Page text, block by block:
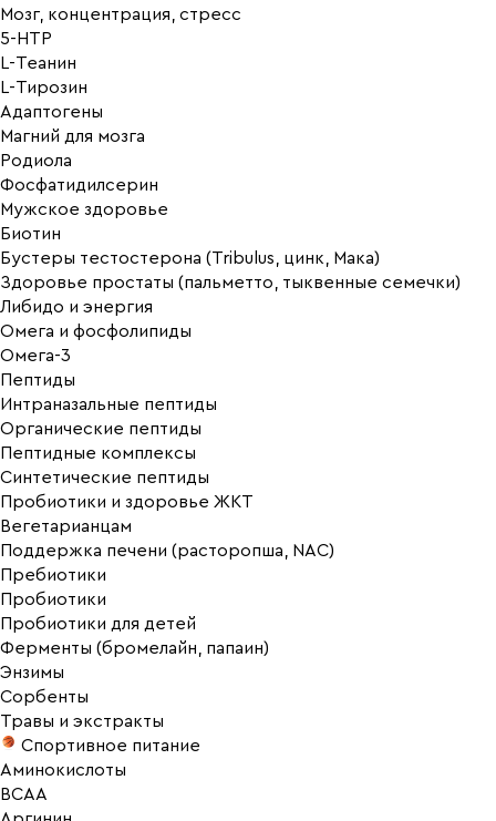
Мозг, концентрация, стресс
5-HTP
L-Теанин
L-Тирозин
Адаптогены
Магний для мозга
Родиола
Фосфатидилсерин
Мужское здоровье
Биотин
Бустеры тестостерона (Tribulus, цинк, Мака)
Здоровье простаты (пальметто, тыквенные семечки)
Либидо и энергия
Омега и фосфолипиды
Омега-3
Пептиды
Интраназальные пептиды
Органические пептиды
Пептидные комплексы
Синтетические пептиды
Пробиотики и здоровье ЖКТ
Вегетарианцам
Поддержка печени (расторопша, NAC)
Пребиотики
Пробиотики
Пробиотики для детей
Ферменты (бромелайн, папаин)
Энзимы
Сорбенты
Травы и экстракты
Спортивное питание
Аминокислоты
BCAA